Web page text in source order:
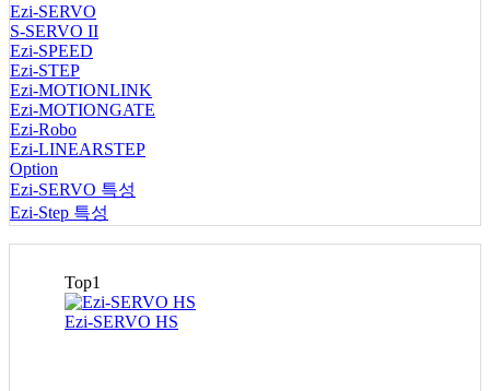
Ezi-SERVO
S-SERVO II
Ezi-SPEED
Ezi-STEP
Ezi-MOTIONLINK
Ezi-MOTIONGATE
Ezi-Robo
Ezi-LINEARSTEP
Option
Ezi-SERVO 특성
Ezi-Step 특성
Top1
Ezi-SERVO HS